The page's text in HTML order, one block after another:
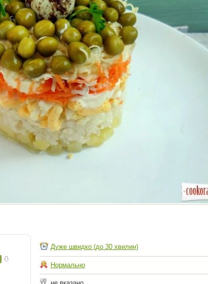
Дуже швидко (до 30 хвилин)
Нормально